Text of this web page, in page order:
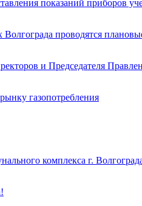
показаний приборов
проводятся
и Председателя
газопотребления
комплекса г.